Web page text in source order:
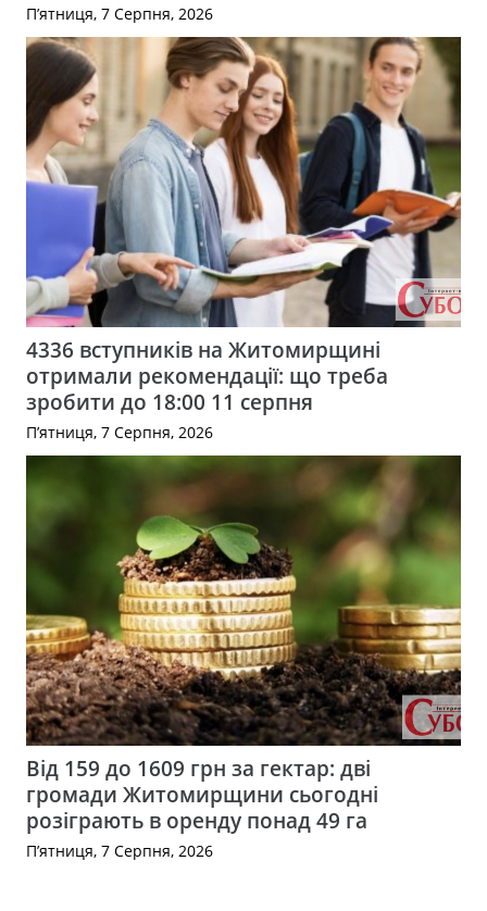
П’ятниця, 7 Серпня, 2026
4336 вступників на Житомирщині
отримали рекомендації: що треба
зробити до 18:00 11 серпня
П’ятниця, 7 Серпня, 2026
Від 159 до 1609 грн за гектар: дві
громади Житомирщини сьогодні
розіграють в оренду понад 49 га
П’ятниця, 7 Серпня, 2026